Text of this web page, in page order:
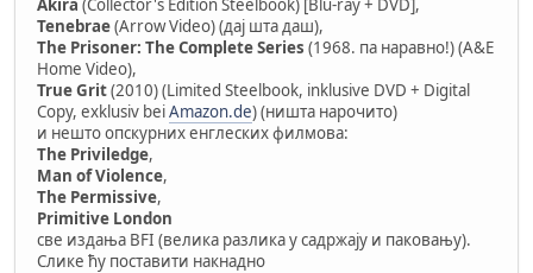
Akira (Collector's Edition Steelbook) [Blu-ray + DVD],
Tenebrae(Arrow Video) (дај шта даш),
The Prisoner: The Complete Series (1968. па наравно!) (A&E
Home Video),
True Grit(2010) (Limited Steelbook, inklusive DVD + Digital
Copy, exklusiv beiAmazon.de) (ништа нарочито)
и нешто опскурних енглеских филмова:
The Priviledge,
Man of Violence,
The Permissive,
Primitive London
све издања BFI (велика разлика у садржају и паковању).
Слике ћу поставити накнадно